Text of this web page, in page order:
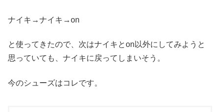
ナイキ→ナイキ→on
と使ってきたので、次はナイキとon以外にしてみようと
思っていても、ナイキに戻ってしまいそう。
今のシューズはコレです。